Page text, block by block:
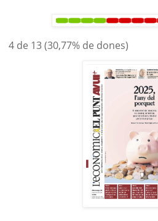
4 de 13 (30,77% de dones)